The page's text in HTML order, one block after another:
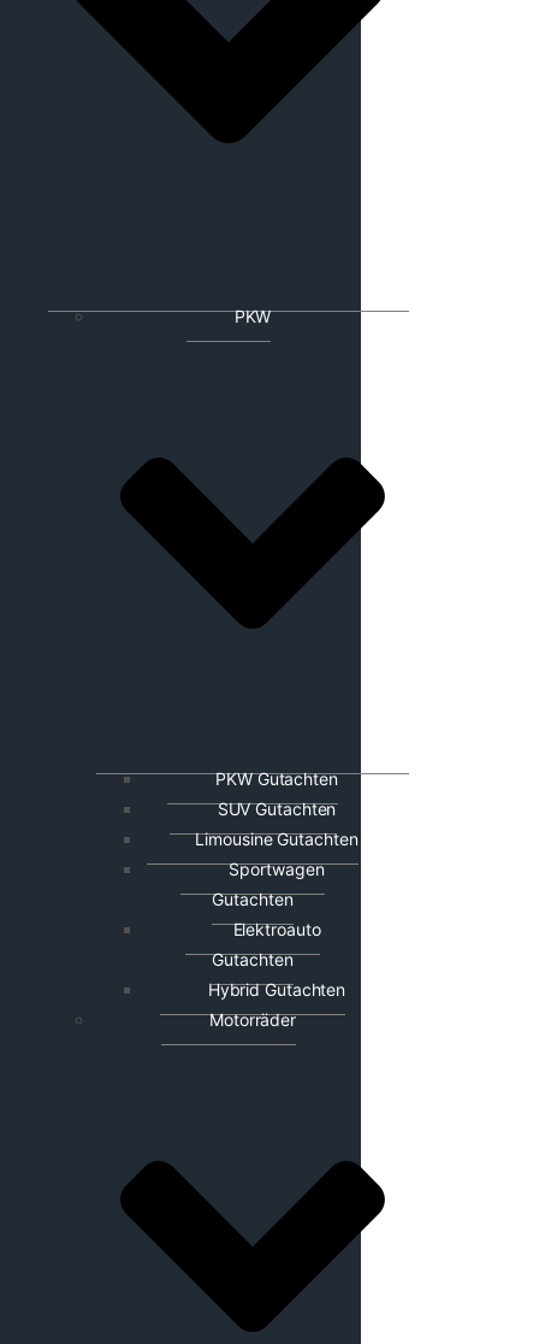
PKW
PKW Gutachten
SUV Gutachten
Limousine Gutachten
Sportwagen
Gutachten
Elektroauto
Gutachten
Hybrid Gutachten
Motorräder